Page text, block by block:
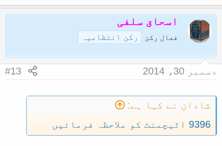
اسحاق سلفی
فعال رکن رکن انتظامیہ
دسمبر 30، 2014 #13
شادان نے کہا ہے:
9396 اٹیچمنٹ کو ملاحظہ فرمائیں